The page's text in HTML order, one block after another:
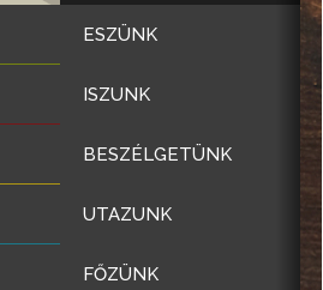
ESZÜNK
ISZUNK
BESZÉLGETÜNK
UTAZUNK
FŐZÜNK